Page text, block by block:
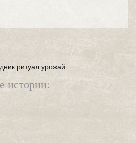
ритуал урожай
истории: